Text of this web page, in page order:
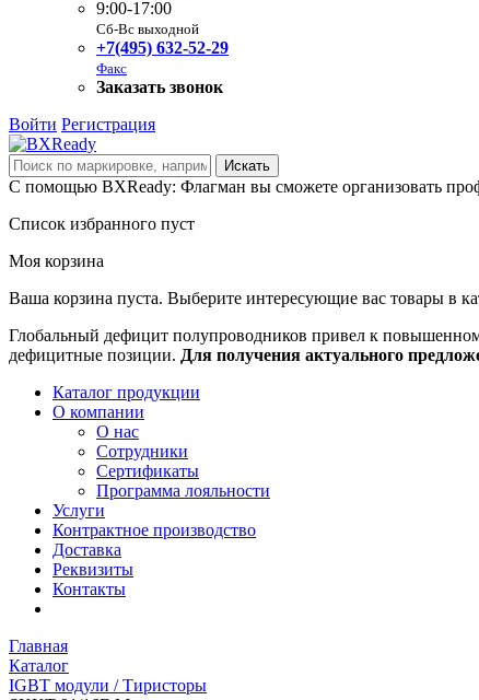
9:00-17:00
Сб-Вс выходной
+7(495) 632-52-29
Факс
Заказать звонок
Войти Регистрация
С помощью BXReady: Флагман вы сможете организовать
Список избранного пуст
Моя корзина
Ваша корзина пуста. Выберите интересующие вас товары в
Глобальный дефицит полупроводников привел к
дефицитные позиции. Для получения актуального
Каталог продукции
О компании
О нас
Сотрудники
Сертификаты
Программа лояльности
Услуги
Контрактное производство
Доставка
Реквизиты
Контакты
Главная
Каталог
IGBT модули / Тиристоры